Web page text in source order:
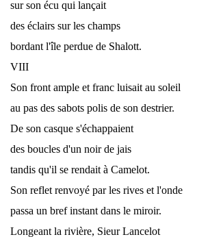
sur son écu qui lançait
des éclairs sur les champs
bordant l'île perdue de Shalott.
VIII
Son front ample et franc luisait au soleil
au pas des sabots polis de son destrier.
De son casque s'échappaient
des boucles d'un noir de jais
tandis qu'il se rendait à Camelot.
Son reflet renvoyé par les rives et l'onde
passa un bref instant dans le miroir.
Longeant la rivière, Sieur Lancelot